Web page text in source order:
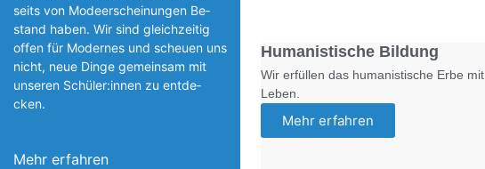
seits von Modeerscheinungen Be­
stand haben. Wir sind gleichzeitig
offen für Modernes und scheuen uns
nicht, neue Dinge gemeinsam mit
unseren Schüler:innen zu entde­
cken.
Mehr erfahren
Humanistische Bildung
Wir erfüllen das humanistische Erbe mit
Leben.
Mehr erfahren